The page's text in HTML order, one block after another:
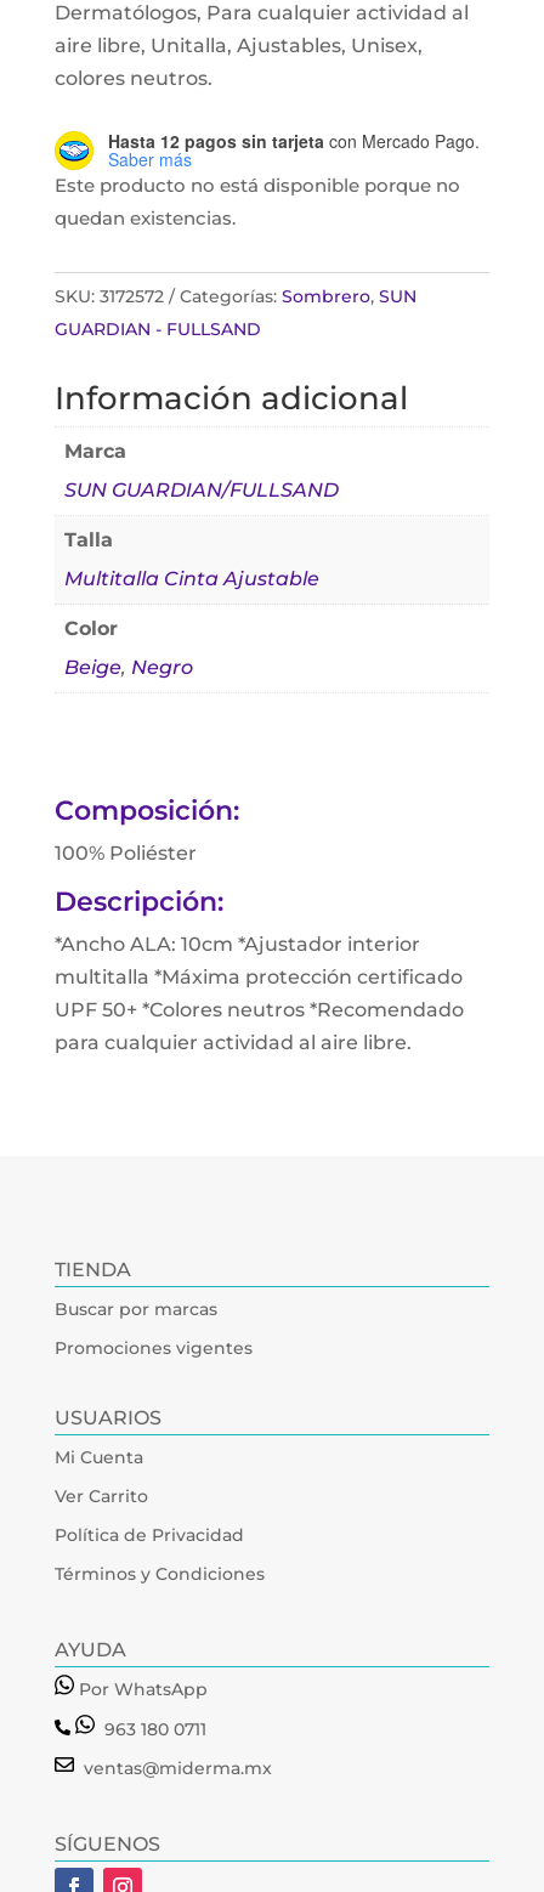
Dermatólogos, Para cualquier actividad al
aire libre, Unitalla, Ajustables, Unisex,
colores neutros.
Hasta 12 pagos sin tarjetacon Mercado Pago.
Saber más
Este producto no está disponible porque no
quedan existencias.
SKU: 3172572 Categorías: Sombrero, SUN
GUARDIAN - FULLSAND
Información adicional
Marca
SUN GUARDIAN/FULLSAND
Talla
Multitalla Cinta Ajustable
Color
Beige, Negro
Composición:
100% Poliéster
Descripción:
*Ancho ALA: 10cm *Ajustador interior
multitalla *Máxima protección certificado
UPF 50+ *Colores neutros *Recomendado
para cualquier actividad al aire libre.
TIENDA
Buscar por marcas
Promociones vigentes
USUARIOS
Mi Cuenta
Ver Carrito
Política de Privacidad
Términos y Condiciones
AYUDA
Por WhatsApp
963 180 0711
ventas@miderma.mx
SÍGUENOS